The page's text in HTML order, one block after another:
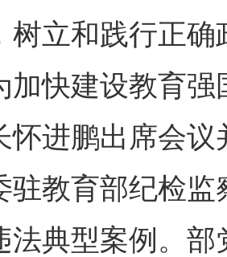
树立和践行正
加快建设教育
怀进鹏出席会
驻教育部纪检
法典型案例。